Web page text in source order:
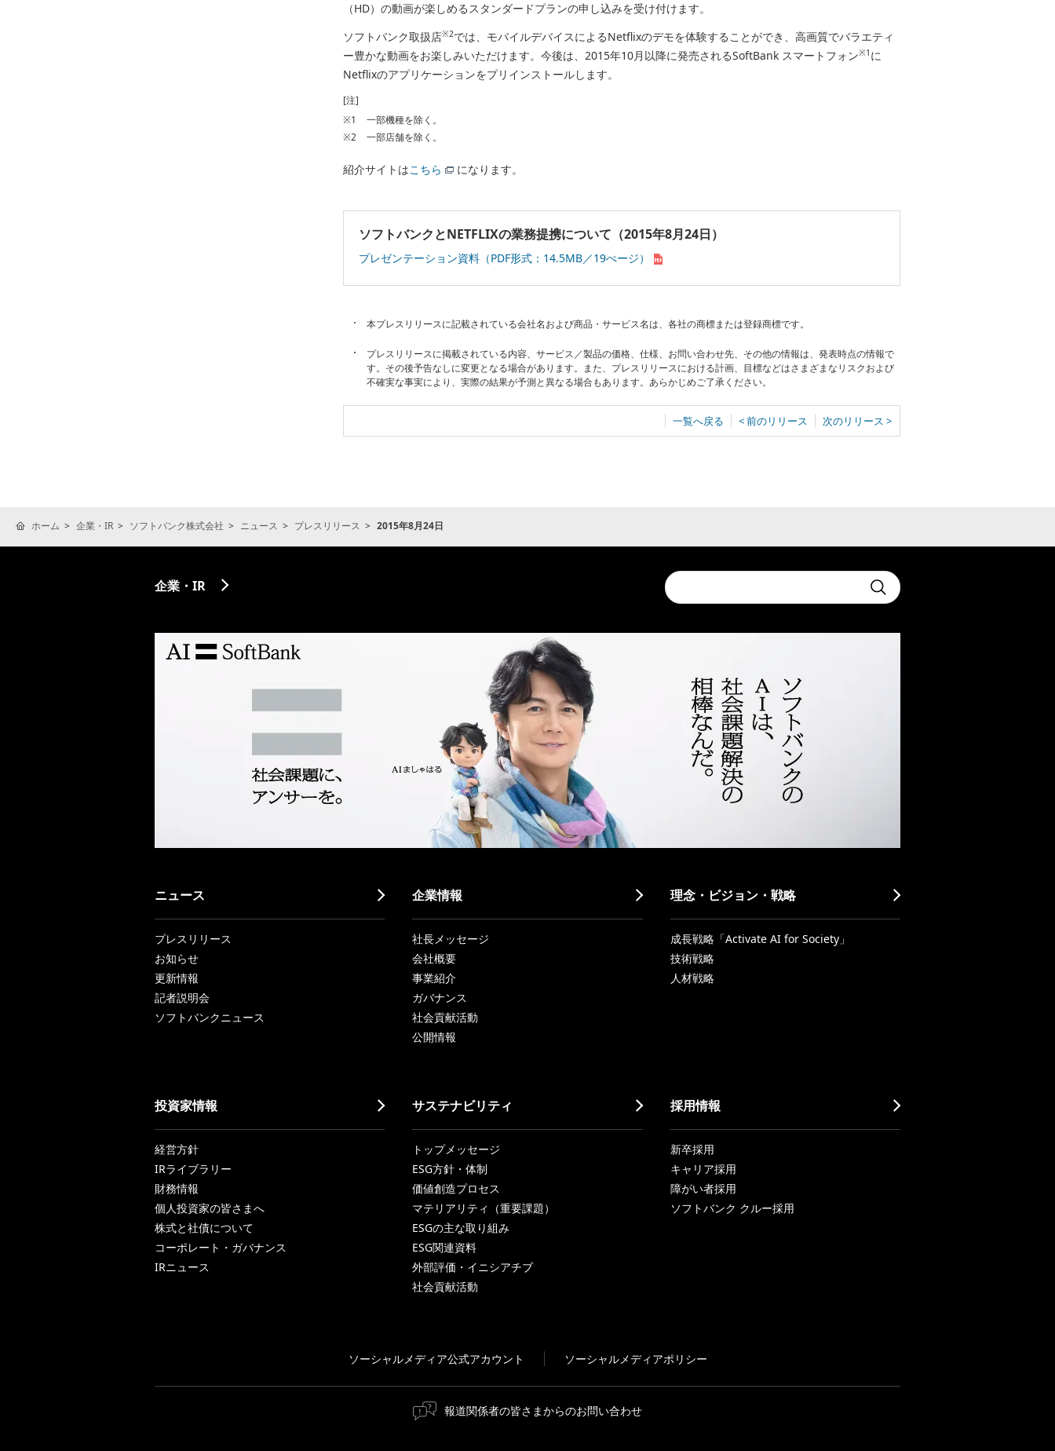
（HD）の動画が楽しめるスタンダードプランの申し込みを受け付けます。
ソフトバンク取扱店※2では、モバイルデバイスによるNetflixのデモを体験することができ、高画質でバラエティ
ー豊かな動画をお楽しみいただけます。今後は、2015年10月以降に発売されるSoftBank スマートフォン※1 に
Netflixのアプリケーションをプリインストールします。
[注]
※1
一部機種を除く。
※2
一部店舗を除く。
紹介サイトはこちら になります。
ソフトバンクとNETFLIXの業務提携について（2015年8月24日）
プレゼンテーション資料（PDF形式：14.5MB／19ぺージ）
本プレスリリースに記載されている会社名および商品・サービス名は、各社の商標または登録商標です。
プレスリリースに掲載されている内容、サービス／製品の価格、仕様、お問い合わせ先、その他の情報は、発表時点の情報で
す。その後予告なしに変更となる場合があります。また、プレスリリースにおける計画、目標などはさまざまなリスクおよび
不確実な事実により、実際の結果が予測と異なる場合もあります。あらかじめご了承ください。
一覧へ戻る < 前のリリース 次のリリース >
ホーム 企業・IR ソフトバンク株式会社 ニュース プレスリリース 2015年8月24日
Conduct
a
search
Submit
企業・IR
ニュース
プレスリリース
お知らせ
更新情報
記者説明会
ソフトバンクニュース
企業情報
社長メッセージ
会社概要
事業紹介
ガバナンス
社会貢献活動
公開情報
理念・ビジョン・戦略
成長戦略「Activate AI for Society」
技術戦略
人材戦略
投資家情報
経営方針
IRライブラリー
財務情報
個人投資家の皆さまへ
株式と社債について
コーポレート・ガバナンス
IRニュース
サステナビリティ
トップメッセージ
ESG方針・体制
価値創造プロセス
マテリアリティ（重要課題）
ESGの主な取り組み
ESG関連資料
外部評価・イニシアチブ
社会貢献活動
採用情報
新卒採用
キャリア採用
障がい者採用
ソフトバンク クルー採用
ソーシャルメディア公式アカウント ソーシャルメディアポリシー
報道関係者の皆さまからのお問い合わせ